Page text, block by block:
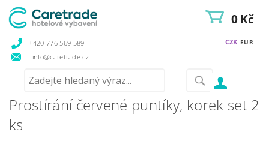
+420 776 569 589
info@caretrade.cz
CZK EUR
0 Kč
Prostírání červené puntíky, korek set 2
ks